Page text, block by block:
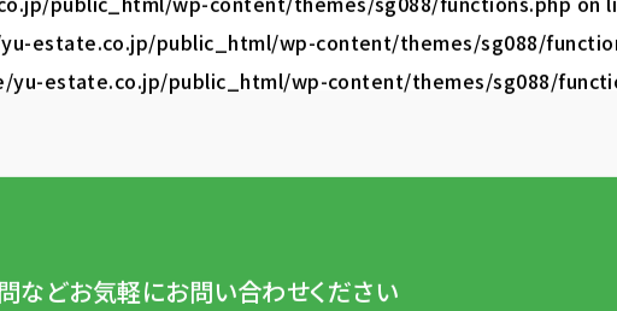
estate.co.jp/public_html/wp-content/themes/sg088/
yu-estate.co.jp/public_html/wp-content/themes/sg088/
などお気軽にお問い合わせください